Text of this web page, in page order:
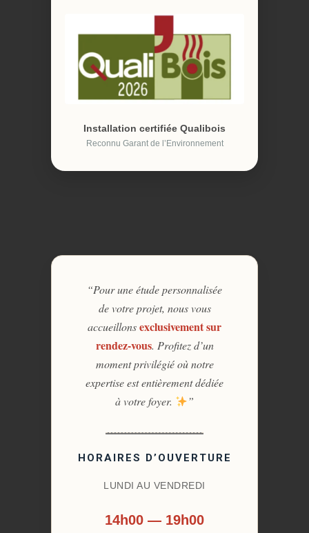
Installation certifiée Qualibois
Reconnu Garant de l’Environnement
“Pour une étude personnalisée
de votre projet, nous vous
accueillonsexclusivement sur
rendez-vous. Profitez d’un
moment privilégié où notre
expertise est entièrement dédiée
à votre foyer.
”
HORAIRES D’OUVERTURE
LUNDI AU VENDREDI
14h00 — 19h00